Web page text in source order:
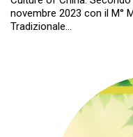
novembre 2023 con il M°
Tradizionale…